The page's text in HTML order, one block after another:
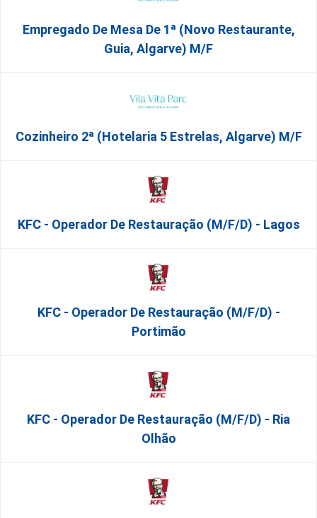
Empregado De Mesa De 1ª (Novo Restaurante,
Guia, Algarve) M/f
Cozinheiro 2ª (Hotelaria 5 Estrelas, Algarve) M/f
KFC - Operador De Restauração (m/f/d) - Lagos
KFC - Operador De Restauração (m/f/d) -
Portimão
KFC - Operador De Restauração (m/f/d) - Ria
Olhão